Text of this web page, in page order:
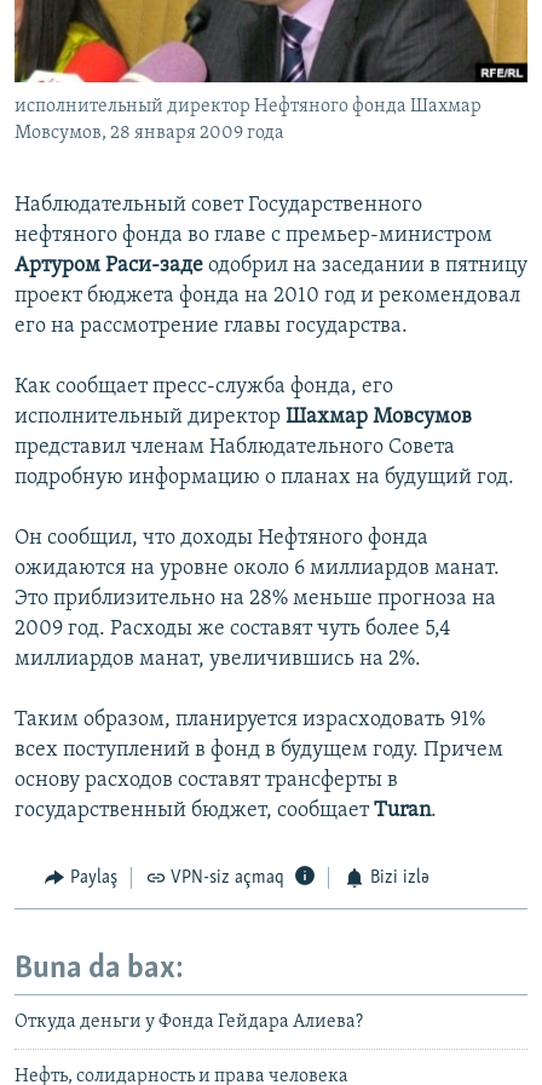
İNFOQRAFIKA
KARIKATURA
AZƏRBAYCAN ƏDƏBIYYATI KITABXANASI
İSLAM VƏ DEMOKRATIYA
İZ - MƏDƏNIYYƏT PROQRAMI
MISSIYAMIZ
PEŞƏ ETIKASI VƏ JURNALISTIKA STANDARTLARIMIZ
MATERIALLARIMIZDAN ISTIFADƏ
BIZIMLƏ ƏLAQƏ
XƏBƏR BÜLLETENLƏRIMIZ
BIZI IZLƏ
исполнительный директор Нефтяного фонда Шахмар
Мовсумов, 28 января 2009 года
Наблюдательный совет Государственного
нефтяного фонда во главе с премьер-министром
Артуром Раси-заде одобрил на заседании в пятницу
проект бюджета фонда на 2010 год и рекомендовал
его на рассмотрение главы государства.
Как сообщает пресс-служба фонда, его
исполнительный директор Шахмар Мовсумов
представил членам Наблюдательного Совета
подробную информацию о планах на будущий год.
Он сообщил, что доходы Нефтяного фонда
ожидаются на уровне около 6 миллиардов манат.
Это приблизительно на 28% меньше прогноза на
2009 год. Расходы же составят чуть более 5,4
миллиардов манат, увеличившись на 2%.
Таким образом, планируется израсходовать 91%
всех поступлений в фонд в будущем году. Причем
основу расходов составят трансферты в
государственный бюджет, сообщаетTuran.
Paylaş VPN-siz açmaq Bizi izlə
Buna da bax:
Откуда деньги у Фонда Гейдара Алиева?
Нефть, солидарность и права человека